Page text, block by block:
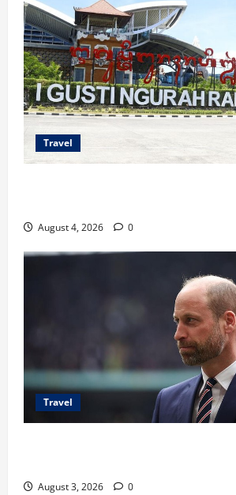
Travel
August 4, 2026 0
Travel
August 3, 2026 0